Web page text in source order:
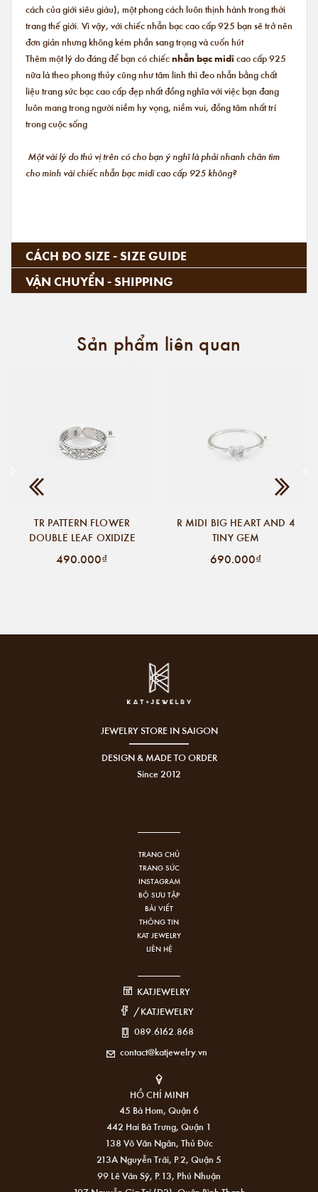
cách của giới siêu giàu), một phong cách luôn thịnh hành trong thời
trang thế giới. Vì vậy, với chiếc nhẫn bạc cao cấp 925 bạn sẽ trở nên
đơn giản nhưng không kém phần sang trọng và cuốn hút
Thêm một lý do đáng để bạn có chiếcnhẫn bạc midi cao cấp 925
nữa là theo phong thủy cũng như tâm linh thì đeo nhẫn bằng chất
liệu trang sức bạc cao cấp đẹp nhất đồng nghĩa với việc bạn đang
luôn mang trong người niềm hy vọng, niềm vui, đồng tâm nhất trí
trong cuộc sống
Một vài lý do thú vị trên có cho bạn ý nghĩ là phải nhanh chân tìm
cho mình vài chiếc nhẫn bạc midi cao cấp 925 không?
CÁCH ĐO SIZE - SIZE GUIDE
VẬN CHUYỂN - SHIPPING
Sản phẩm liên quan
TR PATTERN FLOWER
DOUBLE LEAF OXIDIZE
490.000₫
R MIDI BIG HEART AND 4
TINY GEM
690.000₫
JEWELRY STORE IN SAIGON
DESIGN & MADE TO ORDER
Since 2012
TRANG CHỦ
TRANG SỨC
INSTAGRAM
BỘ SƯU TẬP
BÀI VIẾT
THÔNG TIN
KAT JEWELRY
LIÊN HỆ
KATJEWELRY
/KATJEWELRY
089.6162.868
contact@katjewelry.vn
HỒ CHÍ MINH
45 Bà Hom, Quận 6
442 Hai Bà Trưng, Quận 1
138 Võ Văn Ngân, Thủ Đức
213A Nguyễn Trãi, P.2, Quận 5
99 Lê Văn Sỹ, P.13, Phú Nhuận